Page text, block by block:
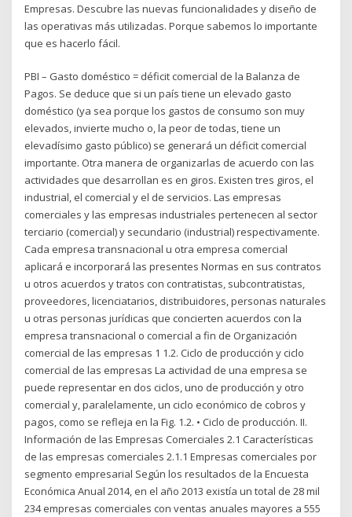
Empresas. Descubre las nuevas funcionalidades y diseño de
las operativas más utilizadas. Porque sabemos lo importante
que es hacerlo fácil.
PBI – Gasto doméstico = déficit comercial de la Balanza de
Pagos. Se deduce que si un país tiene un elevado gasto
doméstico (ya sea porque los gastos de consumo son muy
elevados, invierte mucho o, la peor de todas, tiene un
elevadísimo gasto público) se generará un déficit comercial
importante. Otra manera de organizarlas de acuerdo con las
actividades que desarrollan es en giros. Existen tres giros, el
industrial, el comercial y el de servicios. Las empresas
comerciales y las empresas industriales pertenecen al sector
terciario (comercial) y secundario (industrial) respectivamente.
Cada empresa transnacional u otra empresa comercial
aplicará e incorporará las presentes Normas en sus contratos
u otros acuerdos y tratos con contratistas, subcontratistas,
proveedores, licenciatarios, distribuidores, personas naturales
u otras personas jurídicas que concierten acuerdos con la
empresa transnacional o comercial a fin de Organización
comercial de las empresas 1 1.2. Ciclo de producción y ciclo
comercial de las empresas La actividad de una empresa se
puede representar en dos ciclos, uno de producción y otro
comercial y, paralelamente, un ciclo económico de cobros y
pagos, como se refleja en la Fig. 1.2. • Ciclo de producción. II.
Información de las Empresas Comerciales 2.1 Características
de las empresas comerciales 2.1.1 Empresas comerciales por
segmento empresarial Según los resultados de la Encuesta
Económica Anual 2014, en el año 2013 existía un total de 28 mil
234 empresas comerciales con ventas anuales mayores a 555